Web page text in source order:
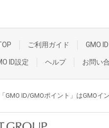
ご利用ガイド GMO
ID設定 ヘルプ お問い
「GMO ID/GMOポイント」はGMO